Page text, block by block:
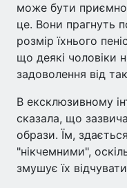
може бути
це. Вони прагнуть
розмір їхнього
що деякі чоловіки
задоволення від
В ексклюзивному
сказала, що
образи. Їм,
"нікчемними",
змушує їх